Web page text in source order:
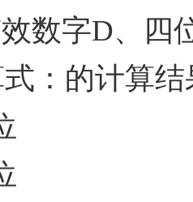
数字D、四
：的计算